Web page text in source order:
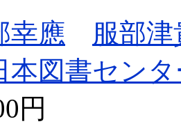
幸應
服部
本図書セン
円